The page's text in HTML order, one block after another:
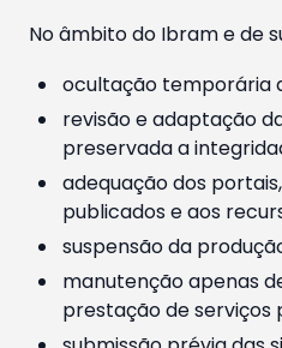
No âmbito do Ibram e de
ocultação temporária
revisão e adaptação
preservada a
adequação dos
publicados e aos
suspensão da
manutenção apenas
prestação de serviços